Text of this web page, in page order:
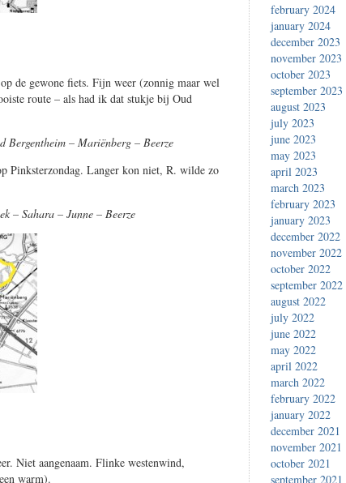
de gewone fiets. Fijn weer (zonnig maar wel
route – als had ik dat stukje bij Oud
Bergentheim – Mariënberg – Beerze
Pinksterzondag. Langer kon niet, R. wilde zo
– Sahara – Junne – Beerze
Niet aangenaam. Flinke westenwind,
warm).
february 2024
january 2024
december 2023
november 2023
october 2023
september 2023
august 2023
july 2023
june 2023
may 2023
april 2023
march 2023
february 2023
january 2023
december 2022
november 2022
october 2022
september 2022
august 2022
july 2022
june 2022
may 2022
april 2022
march 2022
february 2022
january 2022
december 2021
november 2021
october 2021
september 2021